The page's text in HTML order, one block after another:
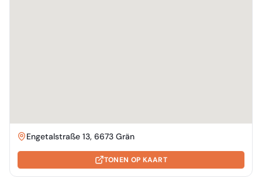
Engetalstraße 13, 6673 Grän
TONEN OP KAART